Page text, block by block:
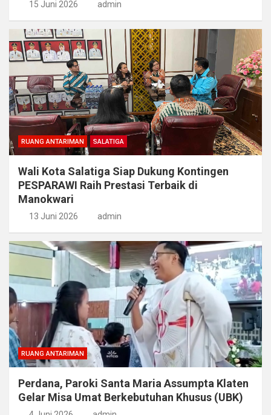
15 Juni 2026 admin
RUANG ANTARIMAN SALATIGA
Wali Kota Salatiga Siap Dukung Kontingen
PESPARAWI Raih Prestasi Terbaik di
Manokwari
13 Juni 2026 admin
RUANG ANTARIMAN
Perdana, Paroki Santa Maria Assumpta Klaten
Gelar Misa Umat Berkebutuhan Khusus (UBK)